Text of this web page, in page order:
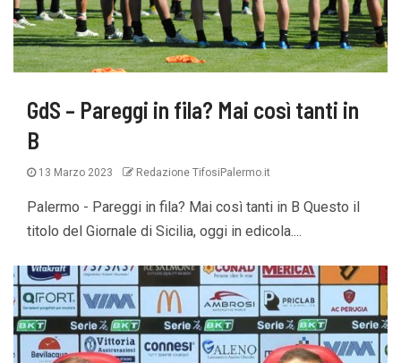
GdS – Pareggi in fila? Mai così tanti in
B
13 Marzo 2023 Redazione TifosiPalermo.it
Palermo - Pareggi in fila? Mai così tanti in B Questo il
titolo del Giornale di Sicilia, oggi in edicola....